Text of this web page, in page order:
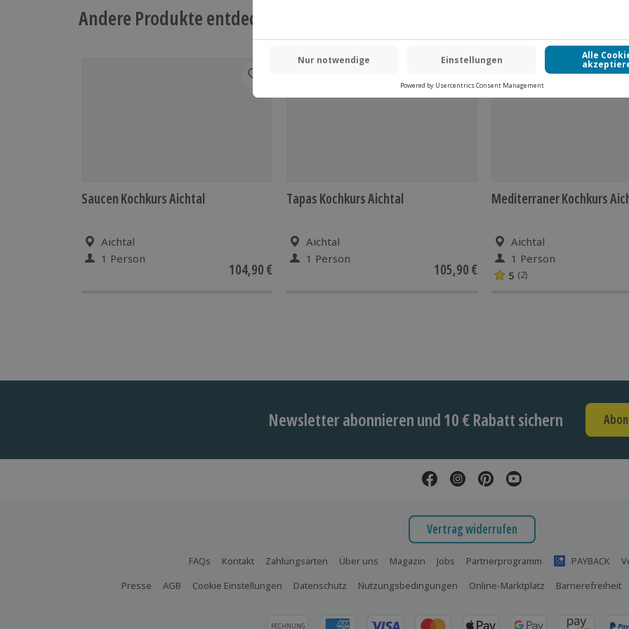
Andere Produkte entdecken
Saucen Kochkurs Aichtal
Aichtal
1 Person
104,90 €
Tapas Kochkurs Aichtal
Aichtal
1 Person
105,90 €
-15% CLUB DEAL
Mediterraner Kochkurs
Aichtal
1 Person
5 (2)
Newsletter abonnieren und 10 € Rabatt sichern
Vertrag widerrufen
FAQs Kontakt Zahlungsarten Über uns Magazin Jobs Partnerprogramm PAYBACK
Presse
AGB Cookie Einstellungen Datenschutz Nutzungsbedingungen Online-Marktplatz Barrierefreiheit
RECHNUNG